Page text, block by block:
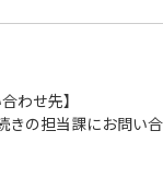
わせ先】
きの担当課にお問い合